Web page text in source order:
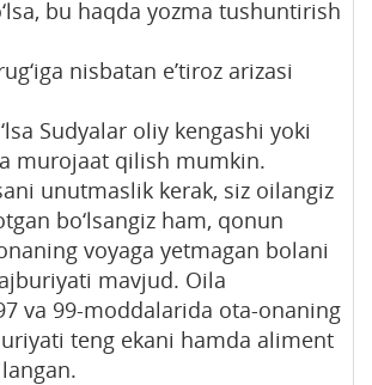
bu haqda yozma tushuntirish
nisbatan e’tiroz arizasi
Sudyalar oliy kengashi yoki
murojaat qilish mumkin.
unutmaslik kerak, siz oilangiz
bo‘lsangiz ham, qonun
voyaga yetmagan bolani
mavjud. Oila
va 99-moddalarida ota-onaning
teng ekani hamda aliment